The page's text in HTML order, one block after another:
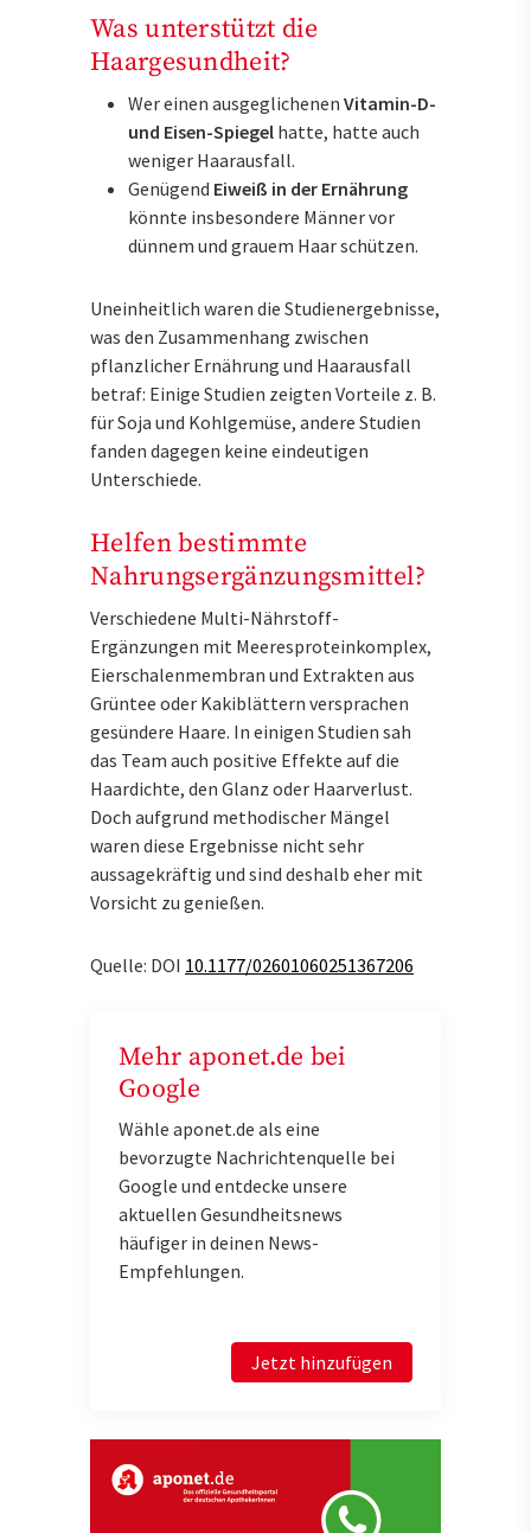
Was unterstützt die
Haargesundheit?
Wer einen ausgeglichenen Vitamin-D-
und Eisen-Spiegel hatte, hatte auch
weniger Haarausfall.
Genügend Eiweiß in der Ernährung
könnte insbesondere Männer vor
dünnem und grauem Haar schützen.
Uneinheitlich waren die Studienergebnisse,
was den Zusammenhang zwischen
pflanzlicher Ernährung und Haarausfall
betraf: Einige Studien zeigten Vorteile z. B.
für Soja und Kohlgemüse, andere Studien
fanden dagegen keine eindeutigen
Unterschiede.
Helfen bestimmte
Nahrungsergänzungsmittel?
Verschiedene Multi-Nährstoff-
Ergänzungen mit Meeresproteinkomplex,
Eierschalenmembran und Extrakten aus
Grüntee oder Kakiblättern versprachen
gesündere Haare. In einigen Studien sah
das Team auch positive Effekte auf die
Haardichte, den Glanz oder Haarverlust.
Doch aufgrund methodischer Mängel
waren diese Ergebnisse nicht sehr
aussagekräftig und sind deshalb eher mit
Vorsicht zu genießen.
Quelle: DOI 10.1177/02601060251367206
Mehr aponet.de bei
Google
Wähle aponet.de als eine
bevorzugte Nachrichtenquelle bei
Google und entdecke unsere
aktuellen Gesundheitsnews
häufiger in deinen News-
Empfehlungen.
Jetzt hinzufügen